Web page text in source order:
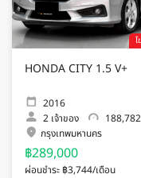
HONDA CITY 1.5 V+
2016
2 เจ้าของ
กรุงเทพมหานคร
฿289,000
ผ่อนชำระ ฿3,744/เดือน